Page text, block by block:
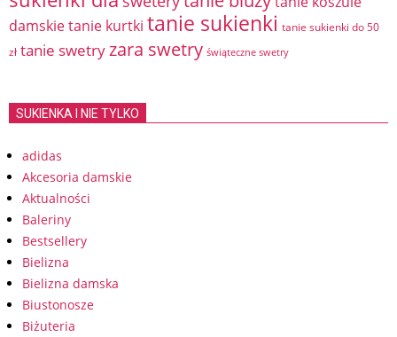
damskietanie kurtki tanie sukienki tanie sukienki do 50
zł tanie swetryzara swetry świąteczne swetry
SUKIENKA I NIE TYLKO
adidas
Akcesoria damskie
Aktualności
Baleriny
Bestsellery
Bielizna
Bielizna damska
Biustonosze
Biżuteria